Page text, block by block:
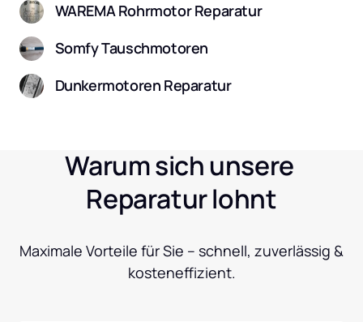
WAREMA Rohrmotor Reparatur
Somfy Tauschmotoren
Dunkermotoren Reparatur
Warum sich unsere
Reparatur lohnt
Maximale Vorteile für Sie – schnell, zuverlässig &
kosteneffizient.